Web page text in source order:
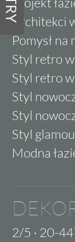
Architekci
Pomysł na
Styl retro
Styl retro
Styl
Styl
Styl
Modna
2/5 · 20-